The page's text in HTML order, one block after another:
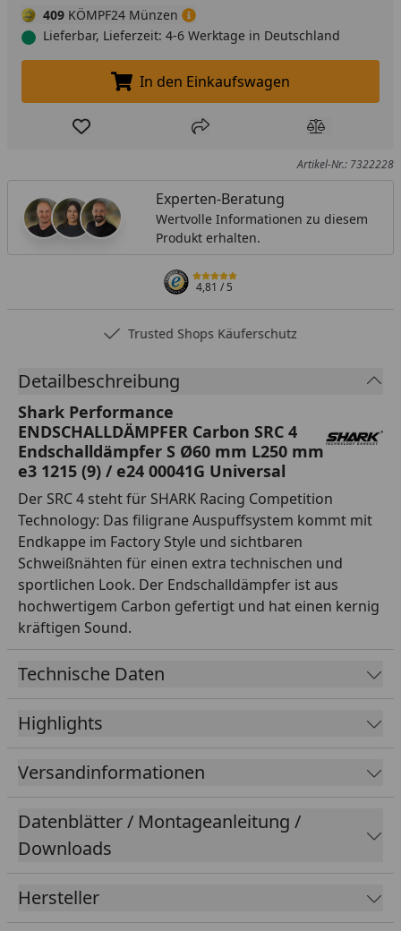
409 KÖMPF24 Münzen
Lieferbar, Lieferzeit: 4-6 Werktage in Deutschland
In den Einkaufswagen legen
In den Einkaufswagen
Produkt zur Wunschliste hinzufügen
Teilen Produkt
Artikel-Nr.: 7322228
Experten-Beratung
Wertvolle Informationen zu diesem
Produkt erhalten.
4,81/ 5
Trusted Shops Käuferschutz
Detailbeschreibung
Shark Performance
ENDSCHALLDÄMPFER Carbon SRC 4
Endschalldämpfer S Ø60 mm L250 mm
e3 1215 (9) / e24 00041G Universal
Der SRC 4 steht für SHARK Racing Competition
Technology: Das filigrane Auspuffsystem kommt mit
Endkappe im Factory Style und sichtbaren
Schweißnähten für einen extra technischen und
sportlichen Look. Der Endschalldämpfer ist aus
hochwertigem Carbon gefertigt und hat einen kernig
kräftigen Sound.
Technische Daten
Highlights
Versandinformationen
Datenblätter / Montageanleitung /
Downloads
Hersteller